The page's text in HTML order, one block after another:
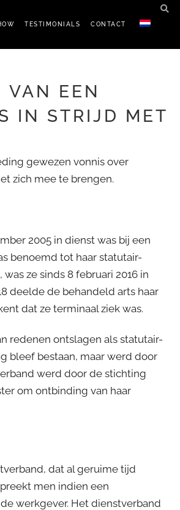
TESTIMONIALS CONTACT
EEN
IN STRIJD MET
gewezen vonnis over
zich mee te brengen.
2005 in dienst was bij een
benoemd tot haar statutair-
ze sinds 8 februari 2016 in
deelde de behandeld arts haar
dat ze terminaal ziek was.
redenen ontslagen als statutair-
bleef bestaan, maar werd door
werd door de stichting
om ontbinding van haar
dat al geruime tijd
men indien een
werkgever. Het dienstverband